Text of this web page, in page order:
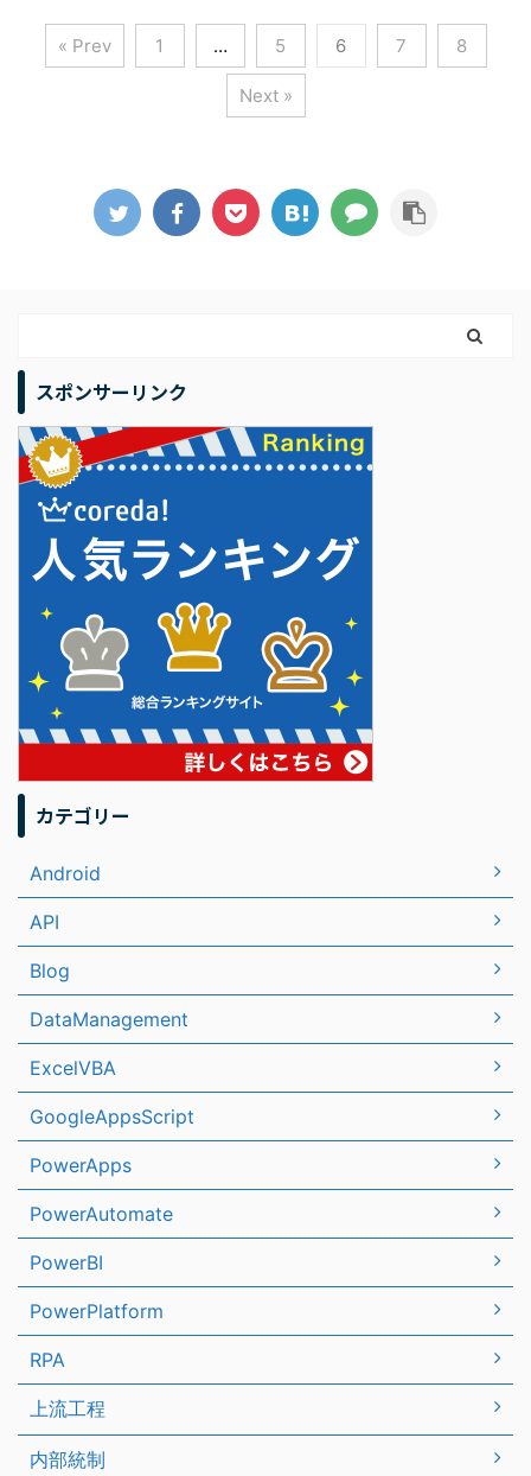
« Prev 1 … 5 6 7 8
Next »
スポンサーリンク
カテゴリー
Android
API
Blog
DataManagement
ExcelVBA
GoogleAppsScript
PowerApps
PowerAutomate
PowerBI
PowerPlatform
RPA
上流工程
内部統制